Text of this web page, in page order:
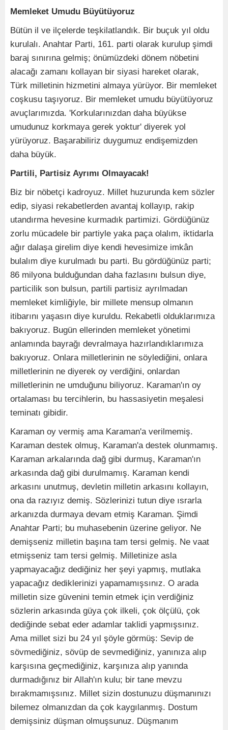
Memleket Umudu Büyütüyoruz
Bütün il ve ilçelerde teşkilatlandık. Bir buçuk yıl oldu
kurulalı. Anahtar Parti, 161. parti olarak kurulup şimdi
baraj sınırına gelmiş; önümüzdeki dönem nöbetini
alacağı zamanı kollayan bir siyasi hareket olarak,
Türk milletinin hizmetini almaya yürüyor. Bir memleket
coşkusu taşıyoruz. Bir memleket umudu büyütüyoruz
avuçlarımızda. 'Korkularınızdan daha büyükse
umudunuz korkmaya gerek yoktur' diyerek yol
yürüyoruz. Başarabiliriz duygumuz endişemizden
daha büyük.
Partili, Partisiz Ayrımı Olmayacak!
Biz bir nöbetçi kadroyuz. Millet huzurunda kem sözler
edip, siyasi rekabetlerden avantaj kollayıp, rakip
utandırma hevesine kurmadık partimizi. Gördüğünüz
zorlu mücadele bir partiyle yaka paça olalım, iktidarla
ağır dalaşa girelim diye kendi hevesimize imkân
bulalım diye kurulmadı bu parti. Bu gördüğünüz parti;
86 milyona bulduğundan daha fazlasını bulsun diye,
particilik son bulsun, partili partisiz ayrılmadan
memleket kimliğiyle, bir millete mensup olmanın
itibarını yaşasın diye kuruldu. Rekabetli olduklarımıza
bakıyoruz. Bugün ellerinden memleket yönetimi
anlamında bayrağı devralmaya hazırlandıklarımıza
bakıyoruz. Onlara milletlerinin ne söylediğini, onlara
milletlerinin ne diyerek oy verdiğini, onlardan
milletlerinin ne umduğunu biliyoruz. Karaman'ın oy
ortalaması bu tercihlerin, bu hassasiyetin meşalesi
teminatı gibidir.
Karaman oy vermiş ama Karaman'a verilmemiş.
Karaman destek olmuş, Karaman'a destek olunmamış.
Karaman arkalarında dağ gibi durmuş, Karaman'ın
arkasında dağ gibi durulmamış. Karaman kendi
arkasını unutmuş, devletin milletin arkasını kollayın,
ona da razıyız demiş. Sözlerinizi tutun diye ısrarla
arkanızda durmaya devam etmiş Karaman. Şimdi
Anahtar Parti; bu muhasebenin üzerine geliyor. Ne
demişseniz milletin başına tam tersi gelmiş. Ne vaat
etmişseniz tam tersi gelmiş. Milletinize asla
yapmayacağız dediğiniz her şeyi yapmış, mutlaka
yapacağız dediklerinizi yapamamışsınız. O arada
milletin size güvenini temin etmek için verdiğiniz
sözlerin arkasında güya çok ilkeli, çok ölçülü, çok
dediğinde sebat eder adamlar taklidi yapmışsınız.
Ama millet sizi bu 24 yıl şöyle görmüş: Sevip de
sövmediğiniz, sövüp de sevmediğiniz, yanınıza alıp
karşısına geçmediğiniz, karşınıza alıp yanında
durmadığınız bir Allah'ın kulu; bir tane mevzu
bırakmamışsınız. Millet sizin dostunuzu düşmanınızı
bilemez olmanızdan da çok kaygılanmış. Dostum
demişsiniz düşman olmuşsunuz. Düşmanım